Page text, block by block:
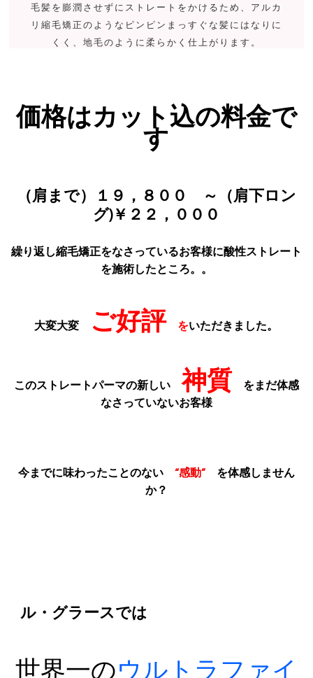
毛髪を膨潤させずにストレートをかけるため、アルカ
リ縮毛矯正のようなピンピンまっすぐな髪にはなりに
くく、地毛のように柔らかく仕上がります。
価格はカット込の料金で
す
（肩まで）１９，８００ ～（肩下ロン
グ)￥２２，０００
繰り返し縮毛矯正をなさっているお客様に酸性ストレート
を施術したところ。。
大変大変 ご好評をいただきました。
このストレートパーマの新しい神質 をまだ体感
なさっていないお客様
今までに味わったことのない “感動”を体感しません
か？
ル・グラースでは
世界一のウ ル ト ラ フ ァイ